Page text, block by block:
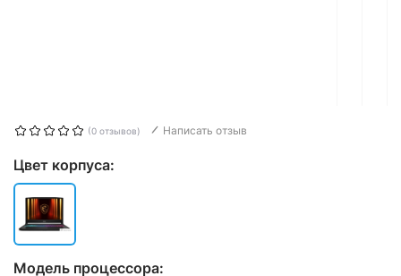
(0 отзывов) Написать отзыв
Цвет корпуса:
Модель процессора: